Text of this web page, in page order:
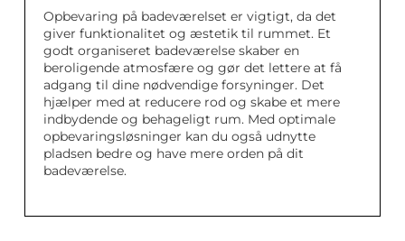
Opbevaring på badeværelset er vigtigt, da det
giver funktionalitet og æstetik til rummet. Et
godt organiseret badeværelse skaber en
beroligende atmosfære og gør det lettere at få
adgang til dine nødvendige forsyninger. Det
hjælper med at reducere rod og skabe et mere
indbydende og behageligt rum. Med optimale
opbevaringsløsninger kan du også udnytte
pladsen bedre og have mere orden på dit
badeværelse.